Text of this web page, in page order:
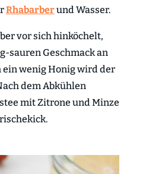
Rhabarberund Wasser.
vor sich hinköchelt,
sauren Geschmack an
ein wenig Honig wird der
dem Abkühlen
mit Zitrone und Minze